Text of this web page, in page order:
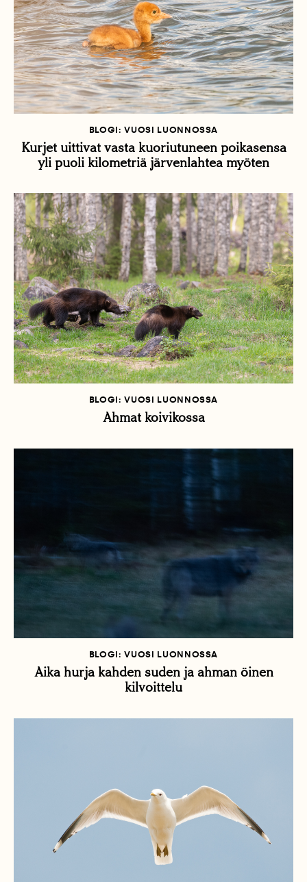
BLOGI: VUOSI LUONNOSSA
Kurjet uittivat vasta kuoriutuneen poikasensa
yli puoli kilometriä järvenlahtea myöten
BLOGI: VUOSI LUONNOSSA
Ahmat koivikossa
BLOGI: VUOSI LUONNOSSA
Aika hurja kahden suden ja ahman öinen
kilvoittelu